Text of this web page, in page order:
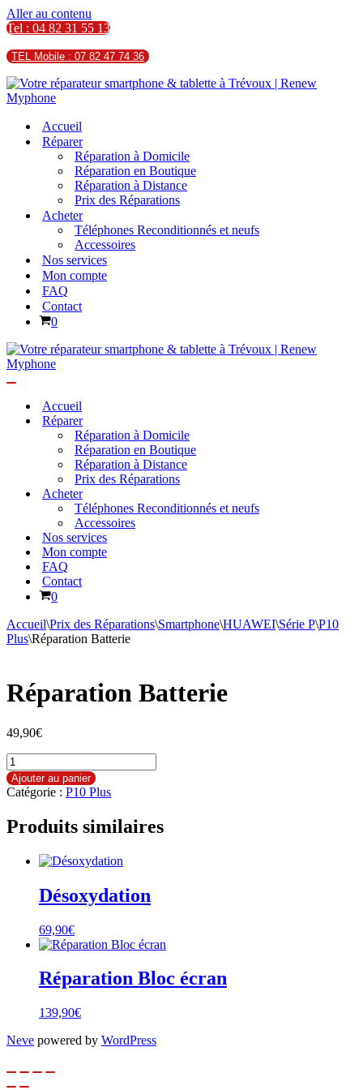
Aller au contenu
Tel : 04 82 31 55 13
TEL Mobile : 07 82 47 74 36
Accueil
Réparer
Réparation à Domicile
Réparation en Boutique
Réparation à Distance
Prix des Réparations
Acheter
Téléphones Reconditionnés et neufs
Accessoires
Nos services
Mon compte
FAQ
Contact
Panier
0
navigationAccueil
Réparer
Réparation à Domicile
Réparation en Boutique
Réparation à Distance
Prix des Réparations
Acheter
Téléphones Reconditionnés et neufs
Accessoires
Nos services
Mon compte
FAQ
Contact
Panier
0
Accueil\Prix des Réparations\Smartphone\HUAWEI\Série P\P10
Plus\Réparation Batterie
Réparation Batterie
49,90€
quantité
de
Réparation
Batterie
Ajouter au panier
Catégorie : P10 Plus
Produits similaires
Désoxydation
69,90€
Réparation Bloc écran
139,90€
Neve powered by WordPress